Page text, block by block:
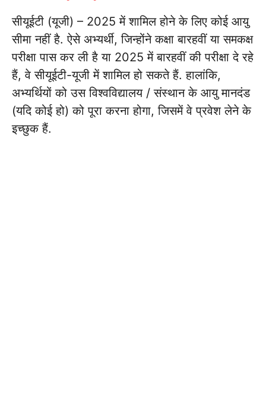
सीयूईटी (यूजी) – 2025 में शामिल होने के लिए कोई आयु
सीमा नहीं है. ऐसे अभ्यर्थी, जिन्होंने कक्षा बारहवीं या समकक्ष
परीक्षा पास कर ली है या 2025 में बारहवीं की परीक्षा दे रहे
हैं, वे सीयूईटी-यूजी में शामिल हो सकते हैं. हालांकि,
अभ्यर्थियों को उस विश्वविद्यालय / संस्थान के आयु मानदंड
(यदि कोई हो) को पूरा करना होगा, जिसमें वे प्रवेश लेने के
इच्छुक हैं.